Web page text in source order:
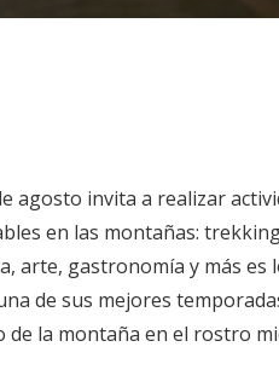
agosto invita a realizar
en las montañas:
arte, gastronomía y más es
de sus mejores
de la montaña en el rostro